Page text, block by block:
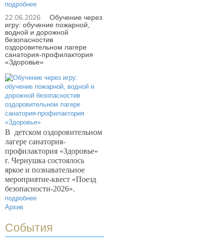
подробнее
22.06.2026
Обучение через
игру: обучение пожарной,
водной и дорожной
безопасностив
оздоровительном лагере
санатория-профилактория
«Здоровье»
В детском оздоровительном
лагере санатория-
профилактория «Здоровье»
г. Чернушка состоялось
яркое и познавательное
мероприятие-квест «Поезд
безопасности-2026».
подробнее
Архив
События